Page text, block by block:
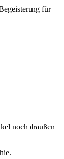
für
noch draußen